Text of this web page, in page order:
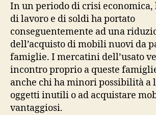
In un periodo di crisi economica,
di lavoro e di soldi ha portato
conseguentemente ad una
dell’acquisto di mobili nuovi da
famiglie. I mercatini dell’usato
incontro proprio a queste
anche chi ha minori possibilità a
oggetti inutili o ad acquistare
vantaggiosi.